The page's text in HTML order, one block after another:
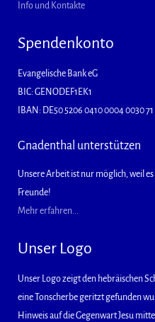
Info und Kontakte
Spendenkonto
Evangelische Bank eG
BIC: GENODEF1EK1
IBAN: DE50 5206 0410 0004 0030 71
Gnadenthal unterstützen
Unsere Arbeit ist nur möglich, weil
Freunde!
Mehr erfahren...
Unser Logo
Unser Logo zeigt den hebräischen
eine Tonscherbe geritzt gefunden
Hinweis auf die Gegenwart Jesu